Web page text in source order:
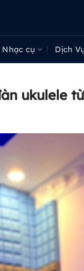
Nhạc cụ Dịch
ukulele